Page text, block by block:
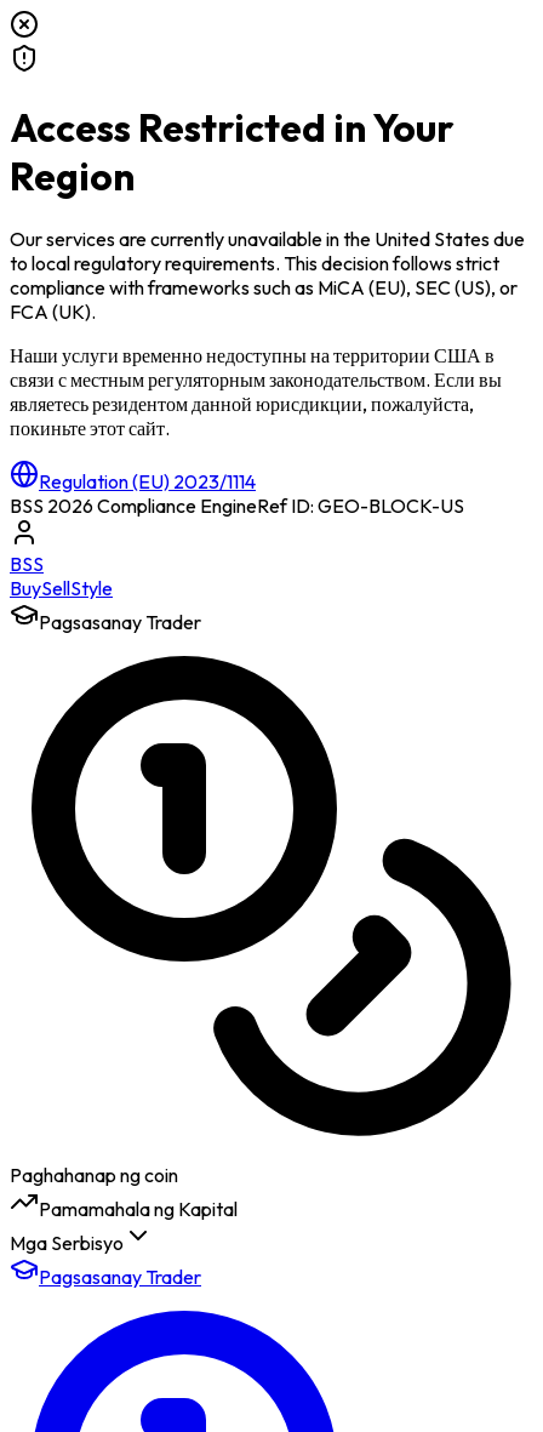
Access Restricted in Your
Region
Our services are currently unavailable inthe United Statesdue
to local regulatory requirements. This decision follows strict
compliance with frameworks such as MiCA (EU), SEC (US), or
FCA (UK).
Наши услуги временно недоступны на территории США в
связи с местным регуляторным законодательством. Если вы
являетесь резидентом данной юрисдикции, пожалуйста,
покиньте этот сайт.
Regulation (EU) 2023/1114
BSS 2026 Compliance EngineRef ID: GEO-BLOCK-US
BSS
BuySellStyle
Pagsasanay Trader
Paghahanap ng coin
Pamamahala ng Kapital
Mga Serbisyo
Pagsasanay Trader